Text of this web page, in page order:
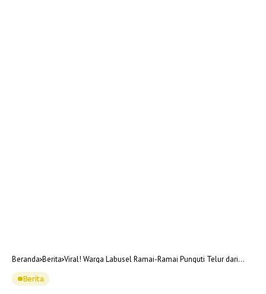
Beranda Berita Viral! Warga Labusel Ramai-Ramai Punguti Telur dari
Berita